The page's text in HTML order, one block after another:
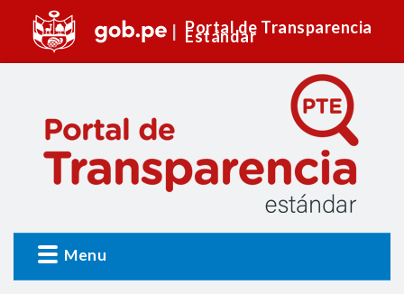
Portal de Transparencia
Estándar
Menu